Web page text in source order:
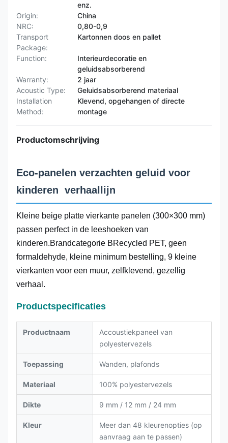
enz.
Origin:
China
NRC:
0,80-0,9
Transport
Package:
Kartonnen doos en pallet
Function:
Interieurdecoratie en
geluidsabsorberend
Warranty:
2 jaar
Acoustic Type:
Geluidsabsorberend materiaal
Installation
Method:
Klevend, opgehangen of directe
montage
Productomschrijving
Eco-panelen verzachten geluid voor
kinderen  verhaallijn
Kleine beige platte vierkante panelen (300×300 mm)
passen perfect in de leeshoeken van
kinderen.Brandcategorie BRecycled PET, geen
formaldehyde, kleine minimum bestelling, 9 kleine
vierkanten voor een muur, zelfklevend, gezellig
verhaal.
Productspecificaties
Productnaam
Accoustiekpaneel van
polyestervezels
Toepassing Wanden, plafonds
Materiaal 100% polyestervezels
Dikte 9 mm / 12 mm / 24 mm
Kleur
Meer dan 48 kleurenopties (op
aanvraag aan te passen)